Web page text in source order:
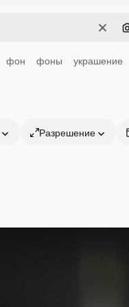
фон фоны украшение
Разрешение